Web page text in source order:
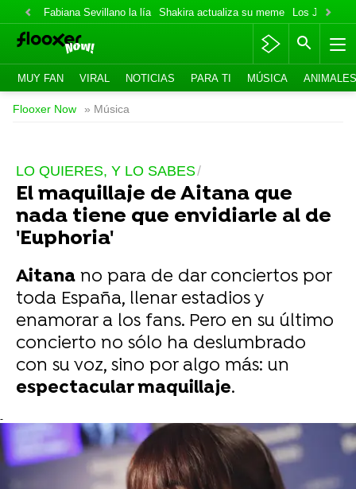
Fabiana Sevillano la lía Shakira actualiza su meme Los Jonas
MUY FAN VIRAL NOTICIAS PARA TI MÚSICA ANIMALES
Flooxer Now » Música
LO QUIERES, Y LO SABES
El maquillaje de Aitana que
nada tiene que envidiarle al de
'Euphoria'
Aitana no para de dar conciertos por
toda España, llenar estadios y
enamorar a los fans. Pero en su último
concierto no sólo ha deslumbrado
con su voz, sino por algo más: un
espectacular maquillaje.
-